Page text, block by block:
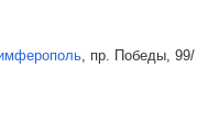
, пр. Победы, 99/